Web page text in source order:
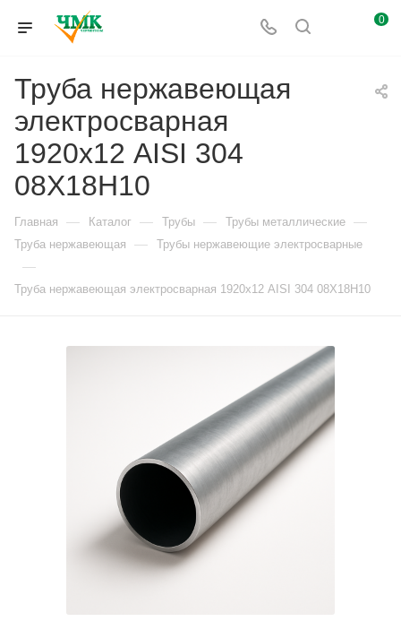
0
Труба нержавеющая
электросварная
1920х12 AISI 304
08Х18Н10
Главная — Каталог — Трубы — Трубы металлические —
Труба нержавеющая — Трубы нержавеющие электросварные
—
Труба нержавеющая электросварная 1920х12 AISI 304 08Х18Н10